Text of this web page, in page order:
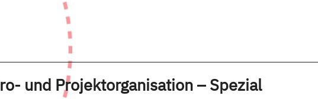
und Projektorganisation – Spezial